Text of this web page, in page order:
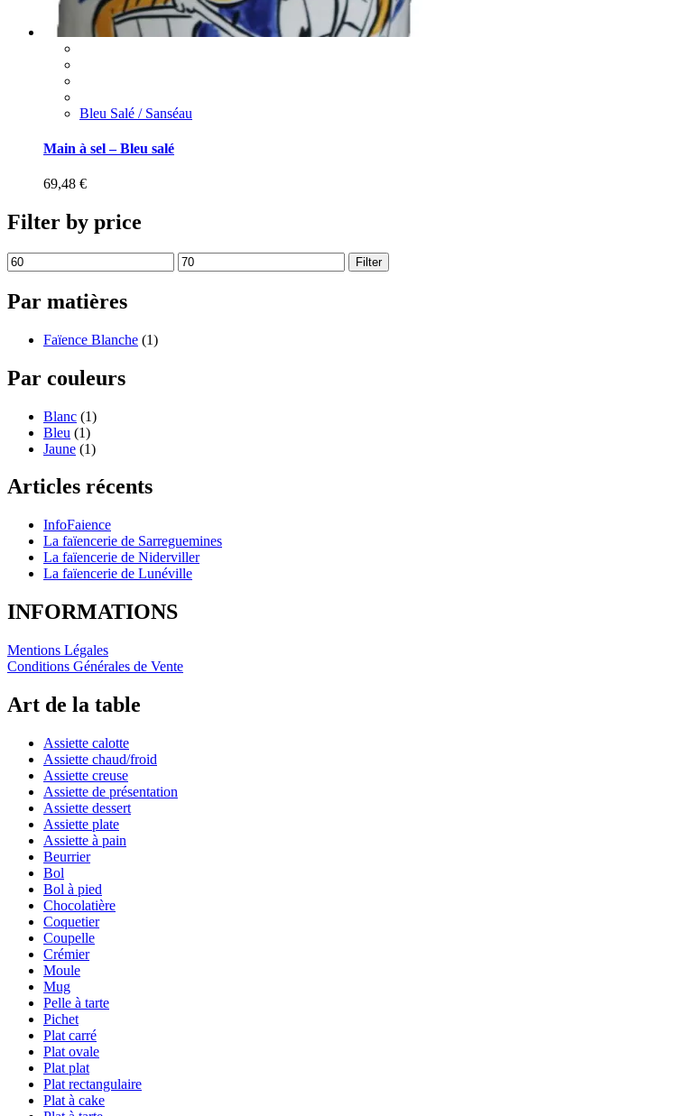
Bleu Salé / Sanséau
Main à sel – Bleu salé
69,48 €
Filter by price
Filter
Par matières
Faïence Blanche (1)
Par couleurs
Blanc (1)
Bleu (1)
Jaune (1)
Articles récents
InfoFaience
La faïencerie de Sarreguemines
La faïencerie de Niderviller
La faïencerie de Lunéville
INFORMATIONS
Mentions Légales
Conditions Générales de Vente
Art de la table
Assiette calotte
Assiette chaud/froid
Assiette creuse
Assiette de présentation
Assiette dessert
Assiette plate
Assiette à pain
Beurrier
Bol
Bol à pied
Chocolatière
Coquetier
Coupelle
Crémier
Moule
Mug
Pelle à tarte
Pichet
Plat carré
Plat ovale
Plat plat
Plat rectangulaire
Plat à cake